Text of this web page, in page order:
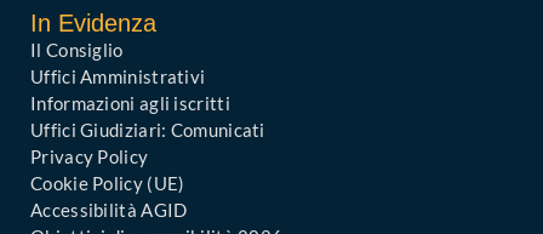
In Evidenza
Il Consiglio
Uffici Amministrativi
Informazioni agli iscritti
Uffici Giudiziari: Comunicati
Privacy Policy
Cookie Policy (UE)
Accessibilità AGID